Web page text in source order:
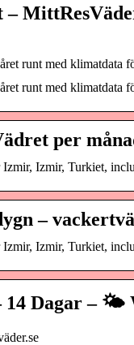
runt med klimatdata
runt med klimatdata
per
Izmir, Turkiet,
–
Izmir, Turkiet,
Dagar – 🌤️